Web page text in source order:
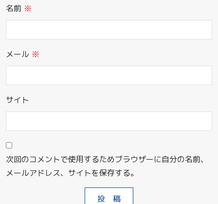
名前 ※
メール ※
サイト
次回のコメントで使用するためブラウザーに自分の名前、
メールアドレス、サイトを保存する。